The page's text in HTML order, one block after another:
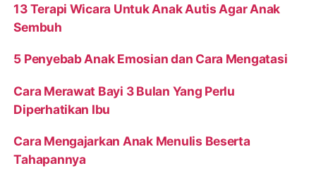
13 Terapi Wicara Untuk Anak Autis Agar Anak
Sembuh
5 Penyebab Anak Emosian dan Cara Mengatasi
Cara Merawat Bayi 3 Bulan Yang Perlu
Diperhatikan Ibu
Cara Mengajarkan Anak Menulis Beserta
Tahapannya